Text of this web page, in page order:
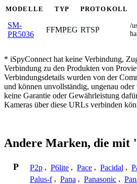
MODELLE TYP PROTOKOLL
SM-
PR5036
FFMPEG RTSP
/
* iSpyConnect hat keine Verbindung,
Verbindung zu den Produkten von
Verbindungsdetails wurden von der
und können unvollständig, ungenau oder
keine Garantie oder Gewährleistung
Kameras über diese URLs verbinden
Andere Marken, die mit
P P2p , P6lite , Pace , Pacidal ,
Palus-f , Pana , Panasonic ,